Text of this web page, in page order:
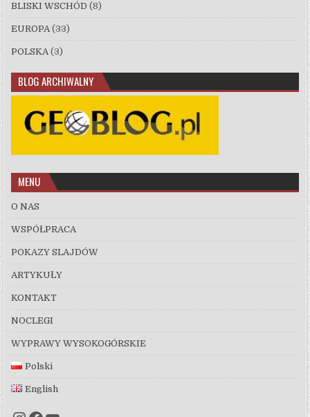
BLISKI WSCHÓD (8)
EUROPA(33)
POLSKA(3)
BLOG ARCHIWALNY
MENU
O NAS
WSPÓŁPRACA
POKAZY SLAJDÓW
ARTYKUŁY
KONTAKT
NOCLEGI
WYPRAWY WYSOKOGÓRSKIE
Polski
English